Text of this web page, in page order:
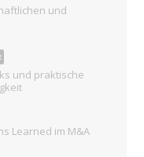
und
und praktische
Learned im M&A